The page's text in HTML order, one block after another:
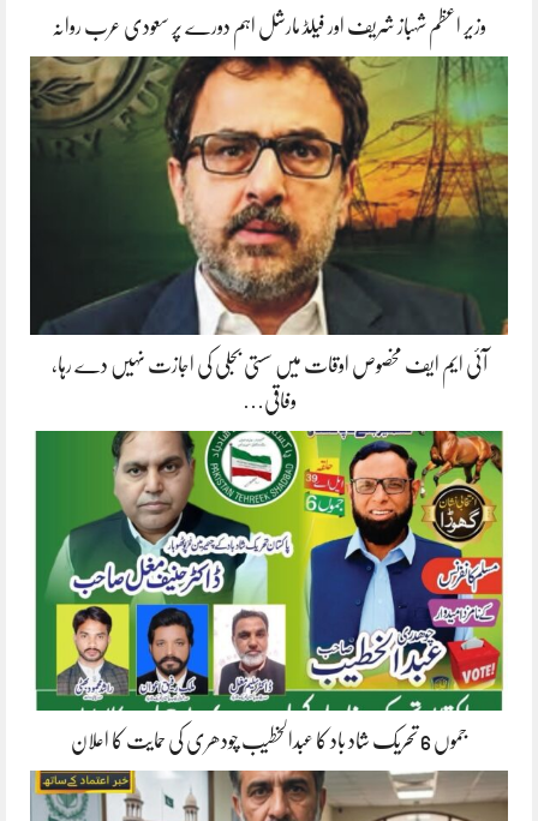
وزیر اعظم شہباز شریف اور فیلڈ مارشل اہم دورے پر سعودی عرب روانہ
آئی ایم ایف مخصوص اوقات میں سستی بجلی کی اجازت نہیں دے رہا،
وفاقی…
جموں 6 تحریک شاد باد کا عبدالخطیب چودھری کی حمایت کا اعلان